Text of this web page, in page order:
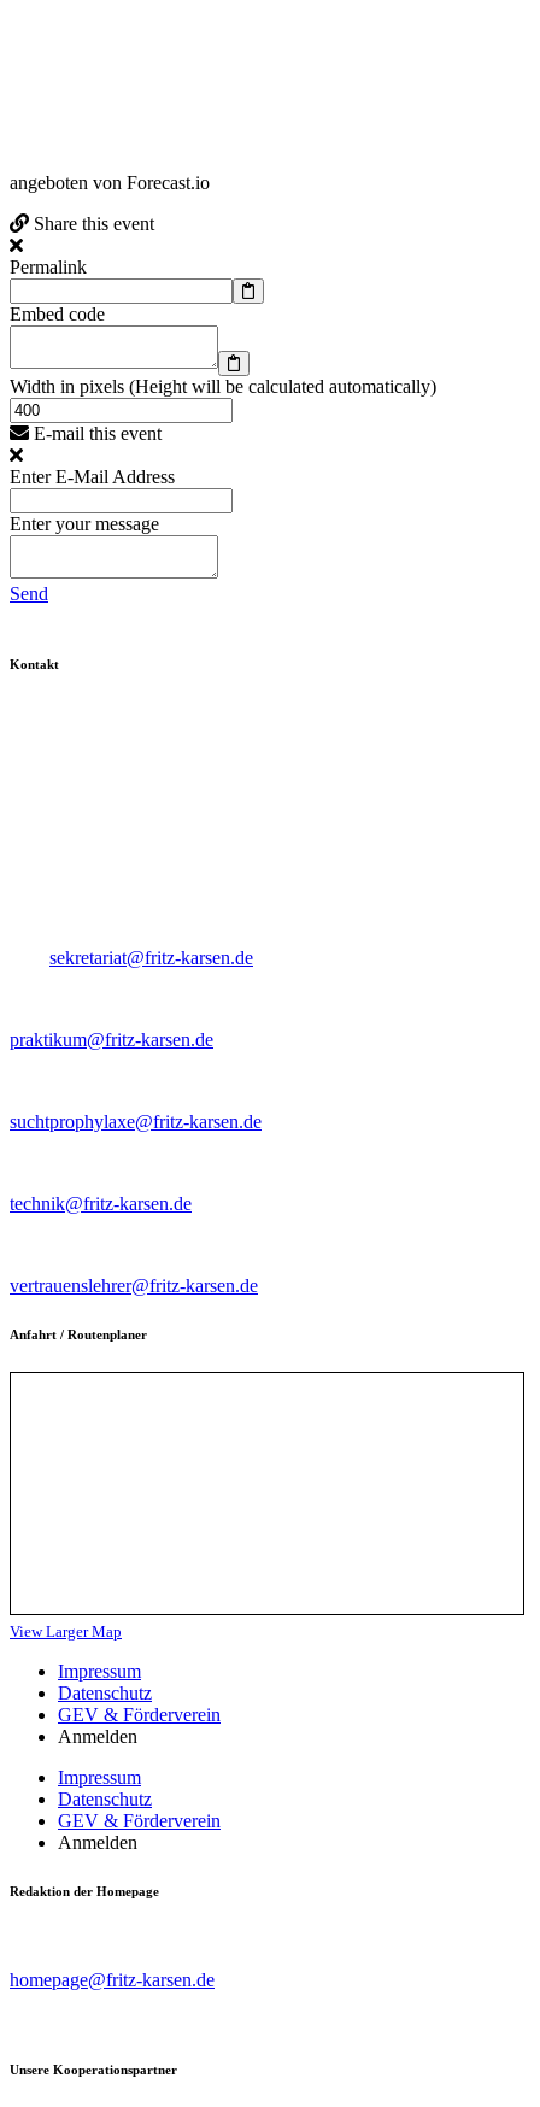
angeboten von Forecast.io
Share this event
Permalink
Embed code
Width in pixels (Height will be calculated automatically)
E-mail this event
Enter E-Mail Address
Enter your message
Send
Kontakt
sekretariat@fritz-karsen.de
praktikum@fritz-karsen.de
suchtprophylaxe@fritz-karsen.de
technik@fritz-karsen.de
vertrauenslehrer@fritz-karsen.de
Anfahrt / Routenplaner
View Larger Map
Impressum
Datenschutz
GEV & Förderverein
Anmelden
Impressum
Datenschutz
GEV & Förderverein
Anmelden
Redaktion der Homepage
homepage@fritz-karsen.de
Unsere Kooperationspartner